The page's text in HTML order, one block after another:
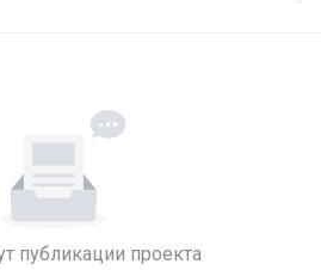
публикации проекта